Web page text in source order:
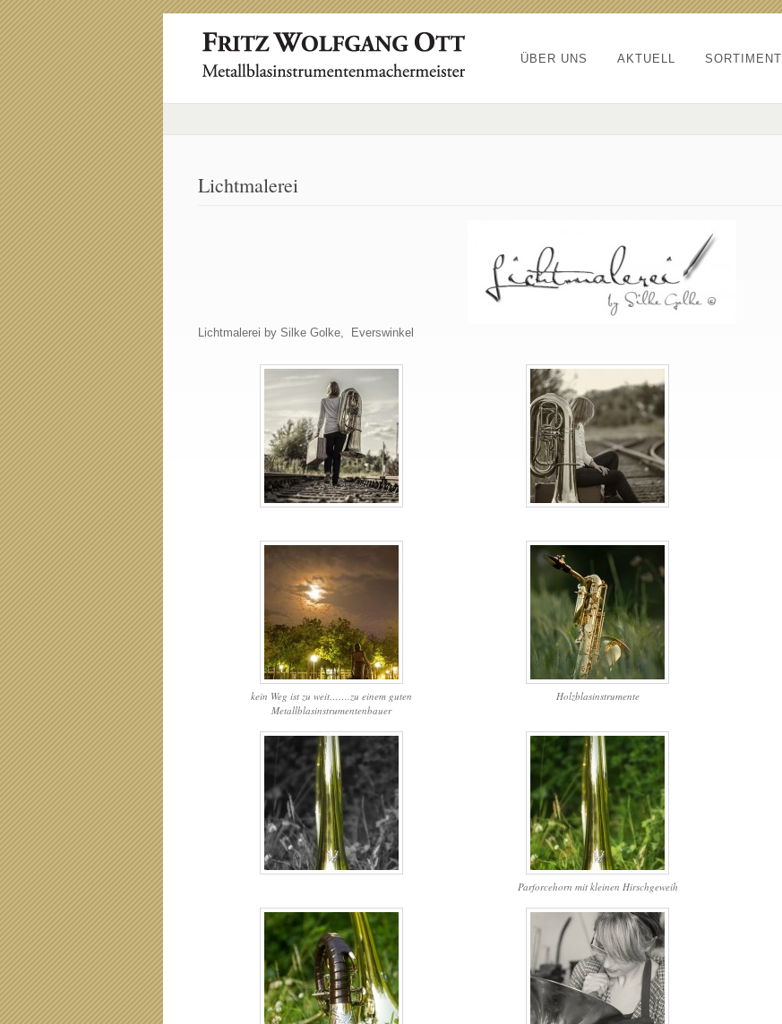
ÜBER UNS AKTUELL SORTIMENT
Lichtmalerei
Lichtmalerei by Silke Golke, Everswinkel
kein Weg ist zu weit…….zu einem guten
Metallblasinstrumentenbauer
Holzblasinstrumente
Parforcehorn mit kleinen Hirschgeweih